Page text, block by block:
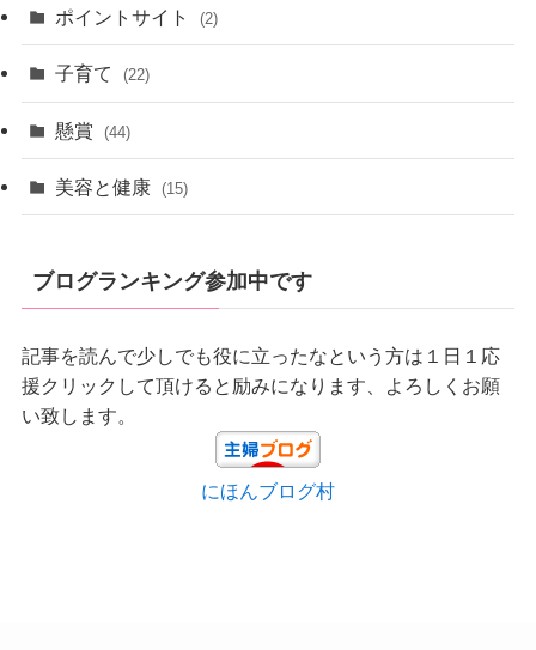
ポイントサイト (2)
子育て (22)
懸賞 (44)
美容と健康 (15)
ブログランキング参加中です
記事を読んで少しでも役に立ったなという方は１日１応
援クリックして頂けると励みになります、よろしくお願
い致します。
にほんブログ村